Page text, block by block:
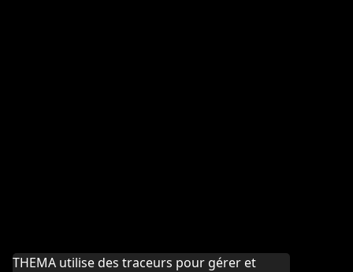
THEMA utilise des traceurs pour gérer et